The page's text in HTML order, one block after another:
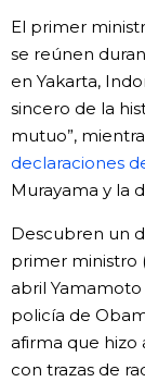
El primer
se reúnen
en Yakarta,
sincero de la
mutuo”,
declaraciones
Murayama y la
Descubren un
primer ministro
abril Yamamoto
policía de
afirma que hizo
con trazas de